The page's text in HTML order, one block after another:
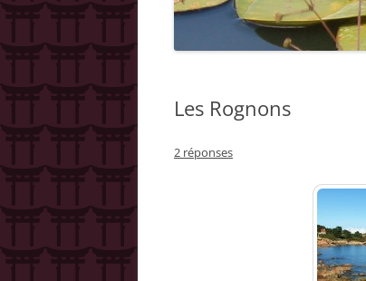
NICK
NICK
Les Rognons
2 réponses